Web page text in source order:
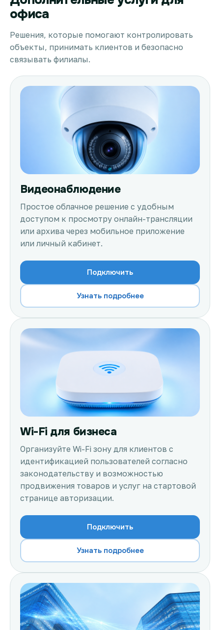
офиса
Решения, которые помогают контролировать
объекты, принимать клиентов и безопасно
связывать филиалы.
Видеонаблюдение
Простое облачное решение с удобным
доступом к просмотру онлайн-трансляции
или архива через мобильное приложение
или личный кабинет.
Подключить
Узнать подробнее
Wi-Fi для бизнеса
Организуйте Wi-Fi зону для клиентов с
идентификацией пользователей согласно
законодательству и возможностью
продвижения товаров и услуг на стартовой
странице авторизации.
Подключить
Узнать подробнее